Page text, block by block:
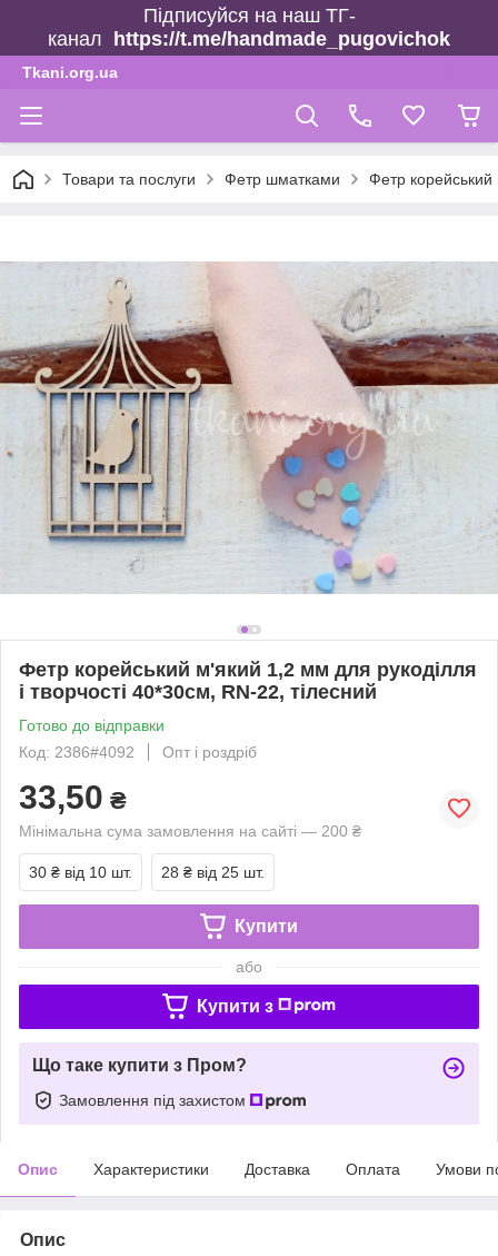
Підписуйся на наш ТГ-
канал
https://t.me/handmade_pugovichok
Tkani.org.ua
Товари та послуги Фетр шматками Фетр
Фетр корейський м'який 1,2 мм для рукоділля
і творчості 40*30см, RN-22, тілесний
Готово до відправки
Код: 2386#4092
Опт і роздріб
33,50 ₴
Мінімальна сума замовлення на сайті — 200 ₴
30 ₴ від 10 шт. 28 ₴ від 25 шт.
Купити
або
Купити з
Що таке купити з Пром?
Замовлення під захистом
Опис Характеристики Доставка Оплата Умови
Опис